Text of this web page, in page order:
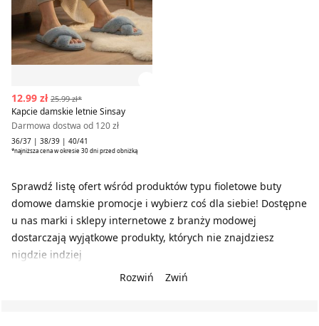
12.99 zł 25.99 zł*
Kapcie damskie letnie Sinsay
Darmowa dostwa od 120 zł
36/37 | 38/39 | 40/41
*najniższa cena w okresie 30 dni przed obniżką
Sprawdź listę ofert wśród produktów typu fioletowe buty
domowe damskie promocje i wybierz coś dla siebie! Dostępne
u nas marki i sklepy internetowe z branży modowej
dostarczają wyjątkowe produkty, których nie znajdziesz
nigdzie indziej
Rozwiń
Zwiń